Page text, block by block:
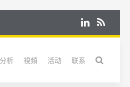
析 視頻 活动 联系